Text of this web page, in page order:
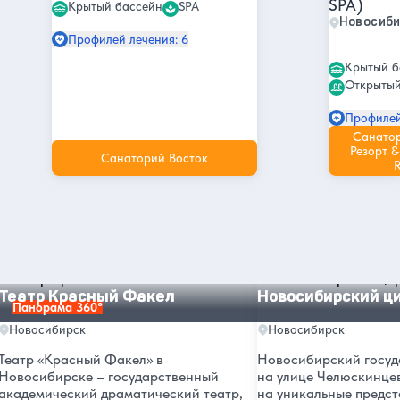
Крытый бассейн SPA
Профилей лечения: 6
Санаторий Восток
SPA)
Крытый
Резорт
Панорама 360°
Красный Факел
Новосибирск
«Красный Факел» в
– государственный
драматический театр,
Новосибирский
Новосибирск
Новосибирский
на улице
на уникальные